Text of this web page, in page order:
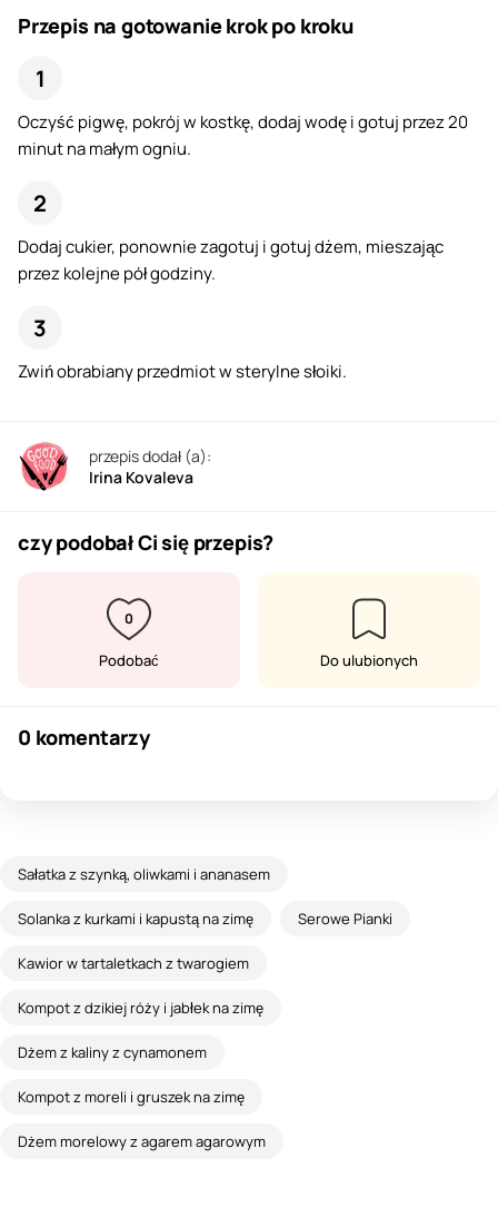
Przepis na gotowanie krok po kroku
Oczyść pigwę, pokrój w kostkę, dodaj wodę i gotuj przez 20
minut na małym ogniu.
Dodaj cukier, ponownie zagotuj i gotuj dżem, mieszając
przez kolejne pół godziny.
Zwiń obrabiany przedmiot w sterylne słoiki.
przepis dodał (a):
Irina Kovaleva
czy podobał Ci się przepis?
0
Podobać Do ulubionych
0 komentarzy
Sałatka z szynką, oliwkami i ananasem
Solanka z kurkami i kapustą na zimę Serowe Pianki
Kawior w tartaletkach z twarogiem
Kompot z dzikiej róży i jabłek na zimę
Dżem z kaliny z cynamonem
Kompot z moreli i gruszek na zimę
Dżem morelowy z agarem agarowym